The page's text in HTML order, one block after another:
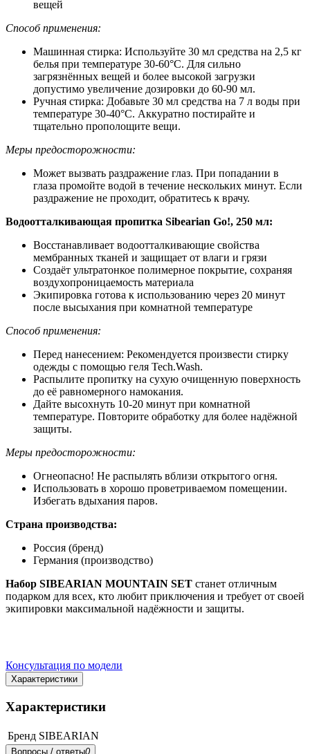
вещей
Способ применения:
Машинная стирка: Используйте 30 мл средства на 2,5 кг
белья при температуре 30-60°С. Для сильно
загрязнённых вещей и более высокой загрузки
допустимо увеличение дозировки до 60-90 мл.
Ручная стирка: Добавьте 30 мл средства на 7 л воды при
температуре 30-40°С. Аккуратно постирайте и
тщательно прополощите вещи.
Меры предосторожности:
Может вызвать раздражение глаз. При попадании в
глаза промойте водой в течение нескольких минут. Если
раздражение не проходит, обратитесь к врачу.
Водоотталкивающая пропитка Sibearian Go!, 250 мл:
Восстанавливает водоотталкивающие свойства
мембранных тканей и защищает от влаги и грязи
Создаёт ультратонкое полимерное покрытие, сохраняя
воздухопроницаемость материала
Экипировка готова к использованию через 20 минут
после высыхания при комнатной температуре
Способ применения:
Перед нанесением: Рекомендуется произвести стирку
одежды с помощью геля Tech.Wash.
Распылите пропитку на сухую очищенную поверхность
до её равномерного намокания.
Дайте высохнуть 10-20 минут при комнатной
температуре. Повторите обработку для более надёжной
защиты.
Меры предосторожности:
Огнеопасно! Не распылять вблизи открытого огня.
Использовать в хорошо проветриваемом помещении.
Избегать вдыхания паров.
Страна производства:
Россия (бренд)
Германия (производство)
Набор SIBEARIAN MOUNTAIN SET станет отличным
подарком для всех, кто любит приключения и требует от своей
экипировки максимальной надёжности и защиты.
Консультация по модели
Характеристики
Характеристики
Бренд SIBEARIAN
Вопросы / ответы0